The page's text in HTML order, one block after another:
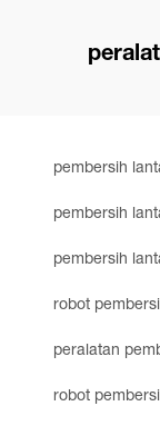
pembersih
pembersih
pembersih
robot
peralatan
robot